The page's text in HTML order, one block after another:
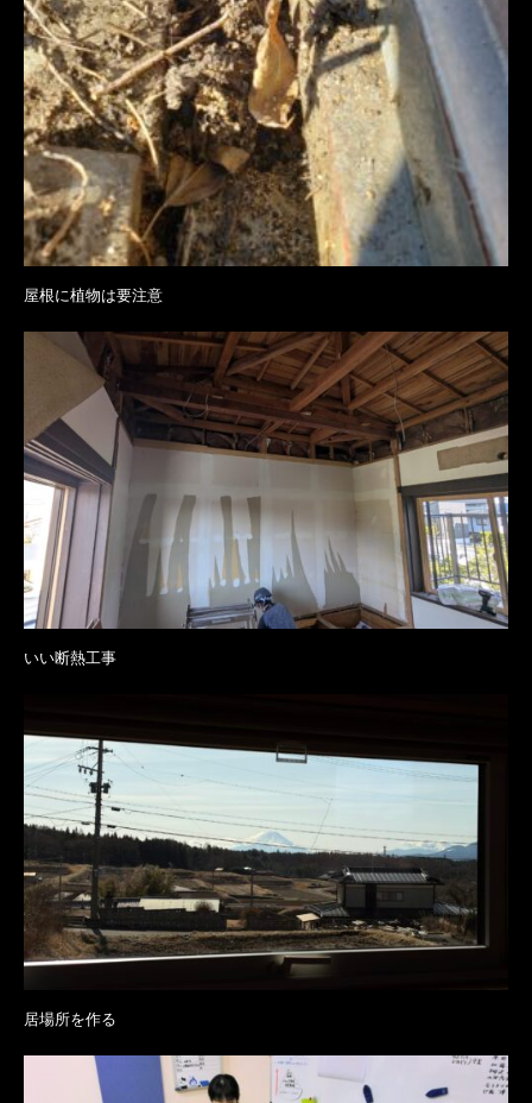
屋根に植物は要注意
いい断熱工事
居場所を作る